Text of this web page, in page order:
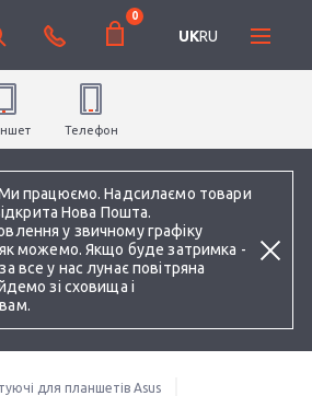
Ми працюємо. Надсилаємо товари
Нова Пошта.
у звичному графіку
можемо. Якщо буде затримка -
все у нас лунає повітряна
зі сховища і
0
UKRU
Телефон
для планшетів Asus